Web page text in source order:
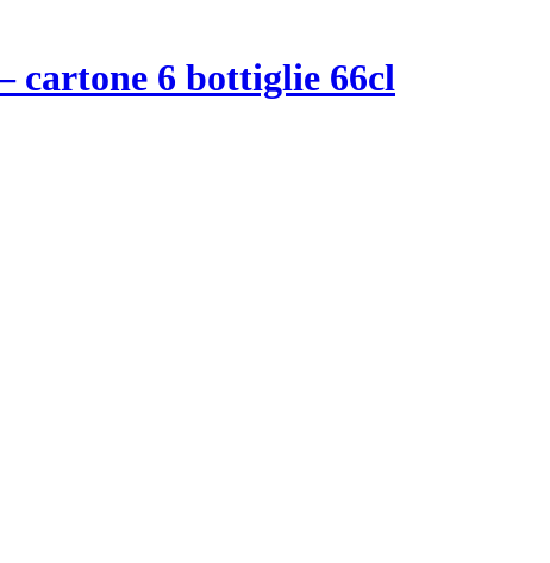
cartone 6 bottiglie 66cl